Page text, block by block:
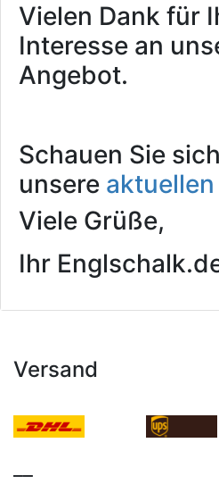
Vielen Dank für
Interesse an
Angebot.
Schauen Sie
unsere
Viele Grüße,
Ihr
Versand